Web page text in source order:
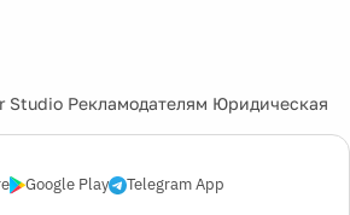
Studio Рекламодателям Юридическая
Google Play Telegram App